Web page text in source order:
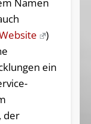
Namen
)
ein
der